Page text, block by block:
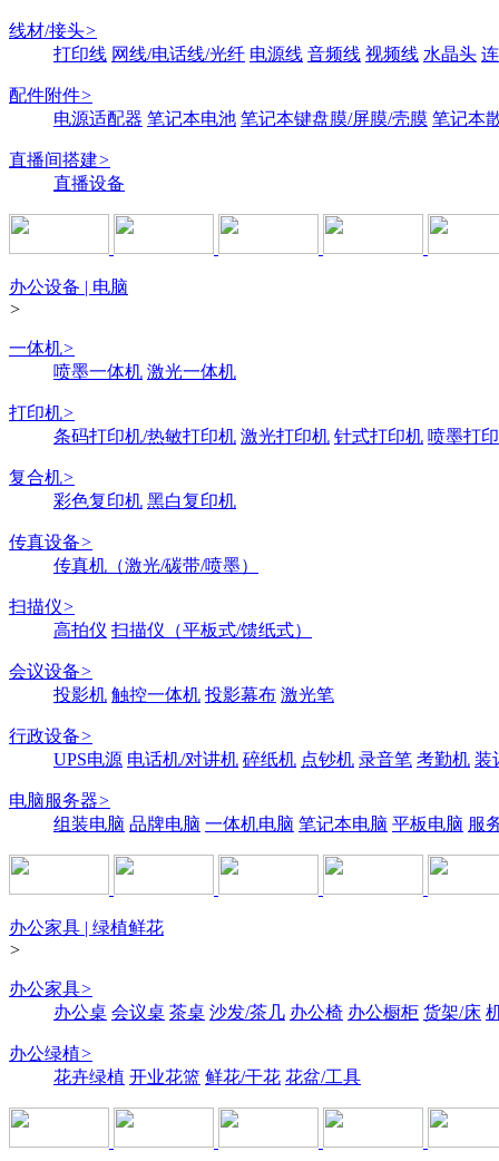
线材/接头>
打印线 网线/电话线/光纤 电源线 音频线 视频线 水晶头
配件附件>
电源适配器 笔记本电池 笔记本键盘膜/屏膜/壳膜 笔记本
直播间搭建>
直播设备
办公设备 | 电脑
>
一体机>
喷墨一体机 激光一体机
打印机>
条码打印机/热敏打印机 激光打印机 针式打印机 喷墨打
复合机>
彩色复印机 黑白复印机
传真设备>
传真机（激光/碳带/喷墨）
扫描仪>
高拍仪 扫描仪（平板式/馈纸式）
会议设备>
投影机 触控一体机 投影幕布 激光笔
行政设备>
UPS电源 电话机/对讲机 碎纸机 点钞机 录音笔 考勤机 装
电脑服务器>
组装电脑 品牌电脑 一体机电脑 笔记本电脑 平板电脑 服
办公家具 | 绿植鲜花
>
办公家具>
办公桌 会议桌 茶桌 沙发/茶几 办公椅 办公橱柜 货架/床
办公绿植>
花卉绿植 开业花篮 鲜花/干花 花盆/工具